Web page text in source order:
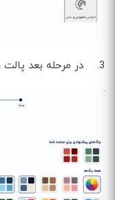
3. در مرحله بعد پالت رنگی مد نظرتان را نیز مشخص کنید.